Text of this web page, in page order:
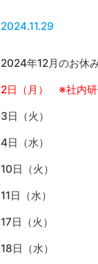
2024.11.29
2024年12月のお休
2日（月） ※社内研
3日（火）
4日（水）
10日（火）
11日（水）
17日（火）
18日（水）